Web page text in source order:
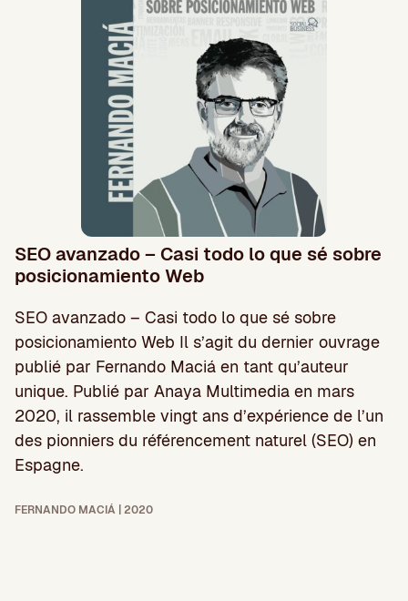
SEO avanzado – Casi todo lo que sé sobre
posicionamiento Web
SEO avanzado – Casi todo lo que sé sobre
posicionamiento Web Il s’agit du dernier ouvrage
publié par Fernando Maciá en tant qu’auteur
unique. Publié par Anaya Multimedia en mars
2020, il rassemble vingt ans d’expérience de l’un
des pionniers du référencement naturel (SEO) en
Espagne.
FERNANDO MACIÁ | 2020